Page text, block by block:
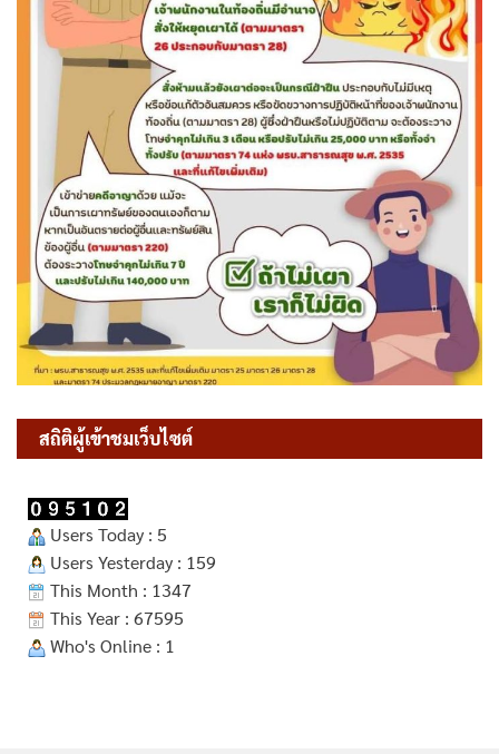
สถิติผู้เข้าชมเว็บไซต์
Users Today : 5
Users Yesterday : 159
This Month : 1347
This Year : 67595
Who's Online : 1